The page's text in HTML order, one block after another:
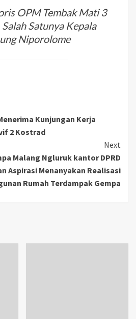
OPM Tembak Mati 3
Satunya Kepala
Niporolome
Kunjungan Kerja
2 Kostrad
Next
Malang Ngluruk kantor DPRD
Aspirasi Menanyakan Realisasi
Rumah Terdampak Gempa